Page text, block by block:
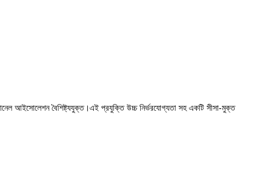
আইসোলেশন বৈশিষ্ট্যযুক্ত।এই প্রযুক্তি উচ্চ নির্ভরযোগ্যতা সহ একটি সীসা-মুক্ত